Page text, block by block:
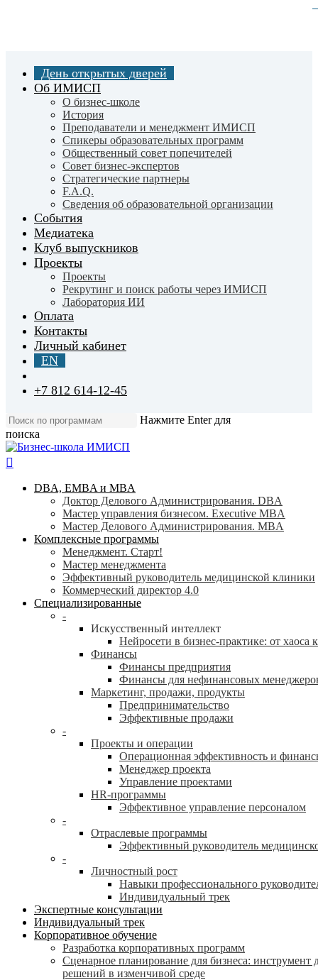
День открытых дверей
Об ИМИСП
О бизнес-школе
История
Преподаватели и менеджмент ИМИСП
Спикеры образовательных программ
Общественный совет попечителей
Совет бизнес-экспертов
Cтратегические партнеры
F.A.Q.
Сведения об образовательной организации
События
Медиатека
Клуб выпускников
Проекты
Проекты
Рекрутинг и поиск работы через ИМИСП
Лаборатория ИИ
Оплата
Контакты
Личный кабинет
EN
+7 812 614-12-45
Нажмите Enter для
поиска
Close
Search
DBA, EMBA и MBA
Доктор Делового Администрирования. DBA
Мастер управления бизнесом. Executive MBA
Мастер Делового Администрирования. MBA
Комплексные программы
Менеджмент. Старт!
Мастер менеджмента
Эффективный руководитель медицинской клиники
Коммерческий директор 4.0
Специализированные
-
Искусственный интеллект
Нейросети в бизнес-практике: от хаоса
Финансы
Финансы предприятия
Финансы для нефинансовых
Маркетинг, продажи, продукты
Предпринимательство
Эффективные продажи
-
Проекты и операции
Операционная эффективность и
Менеджер проекта
Управление проектами
HR-программы
Эффективное управление персоналом
-
Отраслевые программы
Эффективный руководитель
-
Личностный рост
Навыки профессионального
Индивидуальный трек
Экспертные консультации
Индивидуальный трек
Корпоративное обучение
Разработка корпоративных программ
Сценарное планирование для бизнеса: инструмент
решений в изменчивой среде